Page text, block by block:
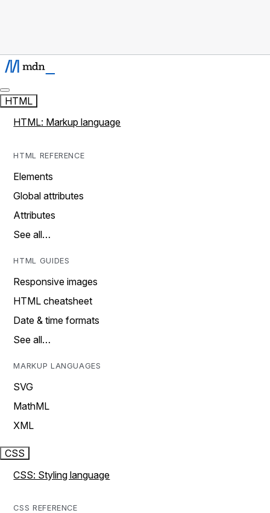
HTML
HTML: Markup language
HTML REFERENCE
Elements
Global attributes
Attributes
See all…
HTML GUIDES
Responsive images
HTML cheatsheet
Date & time formats
See all…
MARKUP LANGUAGES
SVG
MathML
XML
CSS
CSS: Styling language
CSS REFERENCE